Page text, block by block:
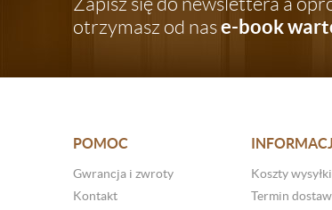
otrzymasz od nase-book
POMOC
Gwrancja i zwroty
Kontakt
Koszty wysyłki
Termin